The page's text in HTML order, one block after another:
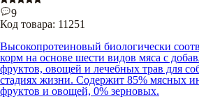
9
Код товара: 11251
Высокопротеиновый биологически
корм на основе шести видов мяса с
фруктов, овощей и лечебных трав для
стадиях жизни. Содержит 85% мясных
фруктов и овощей, 0% зерновых.